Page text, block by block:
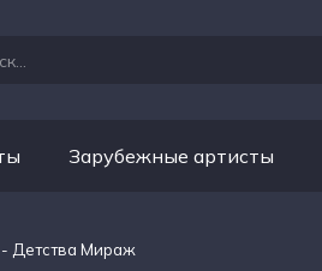
Зарубежные артисты
- Детства Мираж